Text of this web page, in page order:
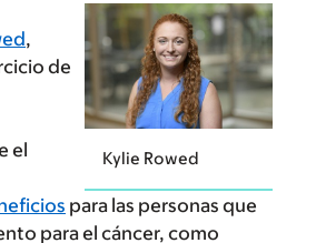
Kylie Rowed
,
de
el
para las personas que
para el cáncer, como